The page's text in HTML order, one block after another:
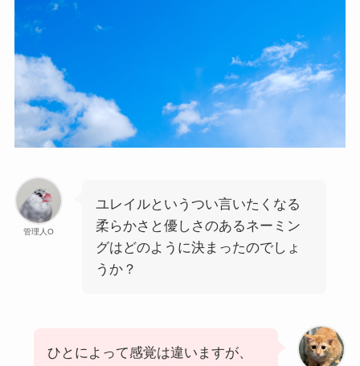
管理人O
ユレイルというつい言いたくなる
柔らかさと優しさのあるネーミン
グはどのように決まったのでしょ
うか？
ひとによって感覚は違いますが、